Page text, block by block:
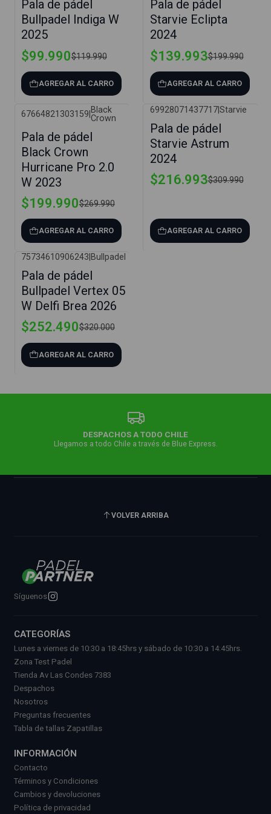
Pala de pádel
Bullpadel Indiga W
2025
$99.990$119.990
AGREGAR AL CARRO
Pala de pádel
Starvie Eclipta
2024
$139.993$199.990
AGREGAR AL CARRO
-26%
67664821303159 Black
Crown
Pala de pádel
Black Crown
Hurricane Pro 2.0
W 2023
$199.990$269.990
AGREGAR AL CARRO
69928071437717|Starvie
Pala de pádel
Starvie Astrum
2024
$216.993$309.990
AGREGAR AL CARRO
75734610906243 Bullpadel
Pala de pádel
Bullpadel Vertex 05
W Delfi Brea 2026
$252.490$320.000
AGREGAR AL CARRO
DESPACHOS A TODO CHILE
Llegamos a todo Chile a través de Blue Express.
VOLVER ARRIBA
Síguenos
CATEGORÍAS
Lunes a viernes de 10:30 a 18:45hrs y sábado de 10:30 a 14:45hrs.
Zona Test Padel
Tienda Av Las Condes 7383
Despachos
Nosotros
Preguntas frecuentes
Tabla de tallas Zapatillas
INFORMACIÓN
Contacto
Términos y Condiciones
Cambios y devoluciones
Política de privacidad